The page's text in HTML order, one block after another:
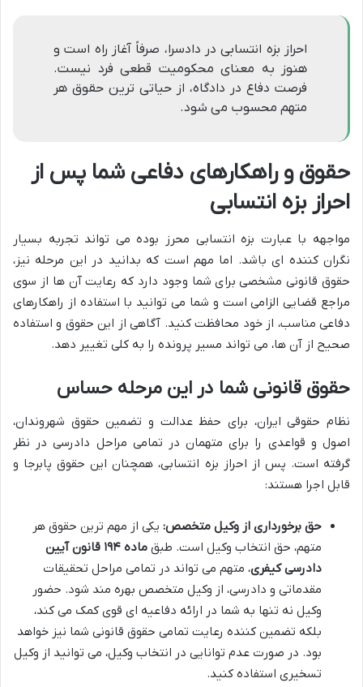
احراز بزه انتسابی در دادسرا، صرفاً آغاز راه است و
هنوز به معنای محکومیت قطعی فرد نیست.
فرصت دفاع در دادگاه، از حیاتی ترین حقوق هر
متهم محسوب می شود.
حقوق و راهکارهای دفاعی شما پس از
احراز بزه انتسابی
مواجهه با عبارت بزه انتسابی محرز بوده می تواند تجربه بسیار
نگران کننده ای باشد. اما مهم است که بدانید در این مرحله نیز،
حقوق قانونی مشخصی برای شما وجود دارد که رعایت آن ها از سوی
مراجع قضایی الزامی است و شما می توانید با استفاده از راهکارهای
دفاعی مناسب، از خود محافظت کنید. آگاهی از این حقوق و استفاده
صحیح از آن ها، می تواند مسیر پرونده را به کلی تغییر دهد.
حقوق قانونی شما در این مرحله حساس
نظام حقوقی ایران، برای حفظ عدالت و تضمین حقوق شهروندان،
اصول و قواعدی را برای متهمان در تمامی مراحل دادرسی در نظر
گرفته است. پس از احراز بزه انتسابی، همچنان این حقوق پابرجا و
قابل اجرا هستند:
حق برخورداری از وکیل متخصص: یکی از مهم ترین حقوق هر
متهم، حق انتخاب وکیل است. طبق
ماده ۱۹۴ قانون آیین
دادرسی کیفری، متهم می تواند در تمامی مراحل تحقیقات
مقدماتی و دادرسی، از وکیل متخصص بهره مند شود. حضور
وکیل نه تنها به شما در ارائه دفاعیه ای قوی کمک می کند،
بلکه تضمین کننده رعایت تمامی حقوق قانونی شما نیز خواهد
بود. در صورت عدم توانایی در انتخاب وکیل، می توانید از وکیل
تسخیری استفاده کنید.